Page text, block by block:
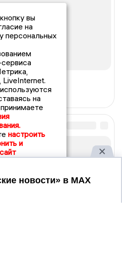
вы
на
персональных
LiveInternet.
на
настроить
и